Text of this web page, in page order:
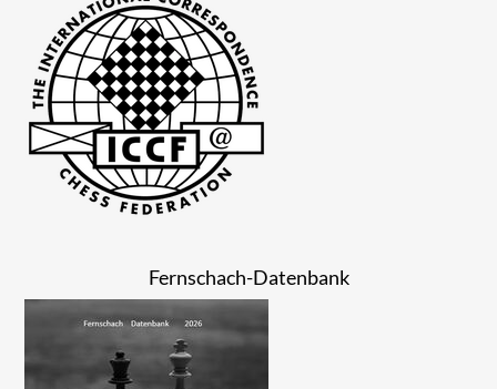
Fernschach-Datenbank